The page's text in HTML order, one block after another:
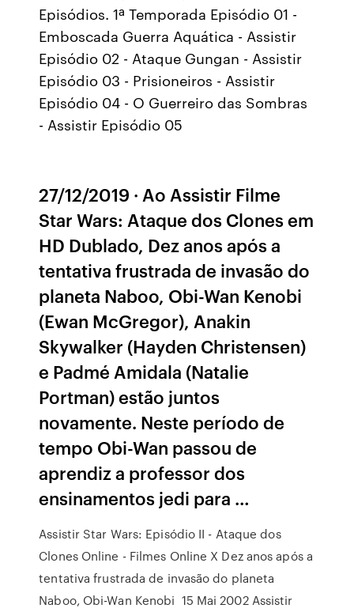
Episódios. 1ª Temporada Episódio 01 -
Emboscada Guerra Aquática - Assistir
Episódio 02 - Ataque Gungan - Assistir
Episódio 03 - Prisioneiros - Assistir
Episódio 04 - O Guerreiro das Sombras
- Assistir Episódio 05
27/12/2019 · Ao Assistir Filme
Star Wars: Ataque dos Clones em
HD Dublado, Dez anos após a
tentativa frustrada de invasão do
planeta Naboo, Obi-Wan Kenobi
(Ewan McGregor), Anakin
Skywalker (Hayden Christensen)
e Padmé Amidala (Natalie
Portman) estão juntos
novamente. Neste período de
tempo Obi-Wan passou de
aprendiz a professor dos
ensinamentos jedi para …
Assistir Star Wars: Episódio II - Ataque dos
Clones Online - Filmes Online X Dez anos após a
tentativa frustrada de invasão do planeta
Naboo, Obi-Wan Kenobi 15 Mai 2002 Assistir